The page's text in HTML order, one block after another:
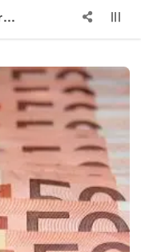
Performa Euro Terkoreksi Setelah Menembus $1.20